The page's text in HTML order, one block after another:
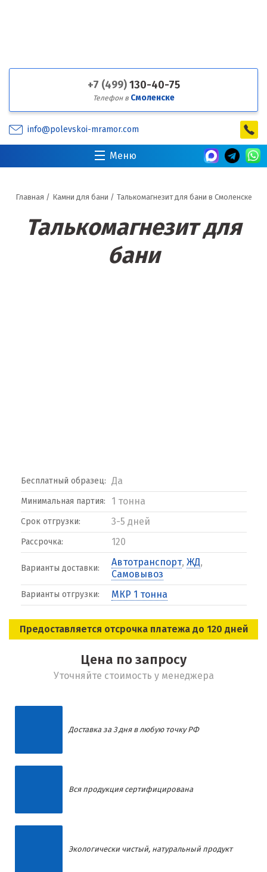
+7 (499)130-40-75
Телефон в Смоленске
info@polevskoi-mramor.com
Меню
Главная / Камни для бани / Талькомагнезит для бани в Смоленске
Талькомагнезит для
бани
Бесплатный образец: Да
Минимальная партия: 1 тонна
Срок отгрузки: 3-5 дней
Рассрочка: 120
Варианты доставки:
Автотранспорт, ЖД,
Самовывоз
Варианты отгрузки: МКР 1 тонна
Предоставляется отсрочка платежа до 120 дней
Цена по запросу
Уточняйте стоимость у менеджера
Доставка за 3 дня в любую точку РФ
Вся продукция сертифицирована
Экологически чистый, натуральный продукт